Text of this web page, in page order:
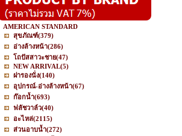
AMERICAN STANDARD
สุขภัณฑ์(379)
อ่างล้างหน้า(286)
โถปัสสาวะชาย(47)
NEW ARRIVAL(5)
ฝารองนั่ง(140)
อุปกรณ์-อ่างล้างหน้า(67)
ก๊อกน้ำ(693)
ฟลัชวาล์ว(40)
อะไหล่(2115)
ส่วนอาบน้ำ(272)